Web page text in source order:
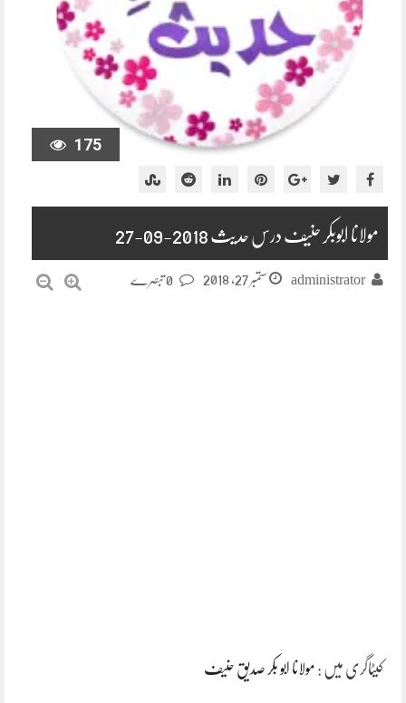
175
مولانا ابوبکر حنیف درس حدیث 2018-09-27
administrator ستمبر 27, 2018
کیٹاگری میں : مولانا ابو بکر صدیق حنیف